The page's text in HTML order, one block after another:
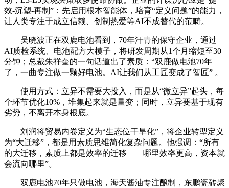
效-沉塑-再制”：先启用根本智能体，培育“定义问题”的能力，
让人类专注于成立信赖、创制热爱等AI不成替代的范畴。
吴晓波正在双鹿电池看到，70年汗青的保守企业，通过
AI质检系统、电池配方大模子，将研发周期从1个月缩短至30
分钟；总裁朱祥奎的一句话道出了素质：“双鹿做电池70年
了，一曲专注做一颗好电池。AI让我们从工匠变成了智匠” 。
使用方式：立异不需要大投入，而是从“微立异”起头，每
个环节优化10%，堆集起来就是量变；同时，立异要基于现有
劣势，不离开本身根底。
刘润将贸易内卷定义为“生态位干旱化”，将企业转型定义
为“大迁移”，都是用素质思维简化复杂问题。他强调：“所有
的大迁移，素质上都是效率的迁移——哪里效率更高，资本就
会流向哪里”。
双鹿电池70年只做电池，海天酱油专注酿制，东鹏瓷砖聚